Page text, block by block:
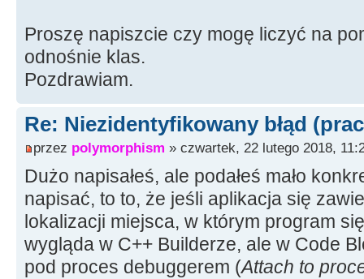
Proszę napiszcie czy mogę liczyć na
odnośnie klas.
Pozdrawiam.
Re: Niezidentyfikowany błąd
przez polymorphism » czwartek, 22 lutego 2018,
Dużo napisałeś, ale podałeś mało
napisać, to to, że jeśli aplikacja się
lokalizacji miejsca, w którym program
wygląda w C++ Builderze, ale w Code
pod proces debuggerem (Attach to